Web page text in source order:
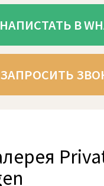
предлагаем Вам
качественные услуги:
класса и
лечение, основанное
получите
подход и искреннюю